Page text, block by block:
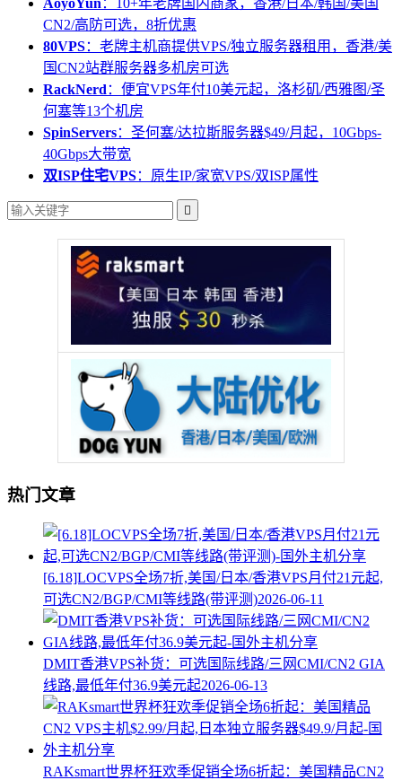
AoyoYun ：10+年老牌国内商家，香港/日本/韩国/美国
CN2/高防可选，8折优惠
80VPS：老牌主机商提供VPS/独立服务器租用，香港/美
国CN2站群服务器多机房可选
RackNerd ：便宜VPS年付10美元起，洛杉矶/西雅图/圣
何塞等13个机房
SpinServers：圣何塞/达拉斯服务器$49/月起，10Gbps-
40Gbps大带宽
双ISP住宅VPS：原生IP/家宽VPS/双ISP属性

热门文章
[6.18]LOCVPS全场7折,美国/日本/香港VPS月付21元起,
可选CN2/BGP/CMI等线路(带评测)2026-06-11
DMIT香港VPS补货：可选国际线路/三网CMI/CN2 GIA
线路,最低年付36.9美元起2026-06-13
RAKsmart世界杯狂欢季促销全场6折起：美国精品CN2